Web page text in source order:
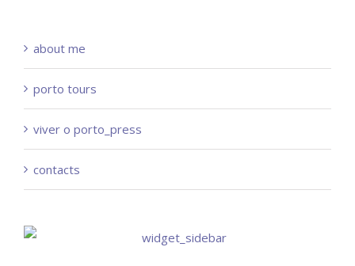
about me
porto tours
viver o porto_press
contacts